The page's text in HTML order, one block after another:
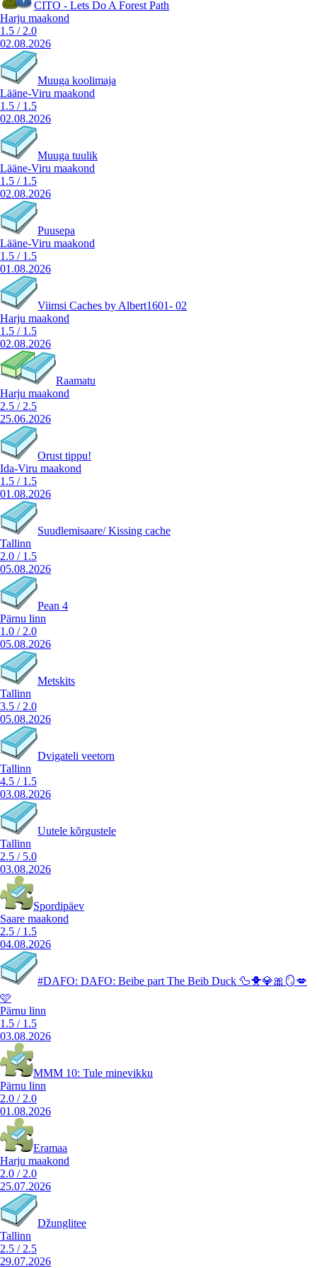
CITO - Lets Do A Forest Path
Harju maakond
1.5 / 2.0
02.08.2026
Muuga koolimaja
Lääne-Viru maakond
1.5 / 1.5
02.08.2026
Muuga tuulik
Lääne-Viru maakond
1.5 / 1.5
02.08.2026
Puusepa
Lääne-Viru maakond
1.5 / 1.5
01.08.2026
Viimsi Caches by Albert1601- 02
Harju maakond
1.5 / 1.5
02.08.2026
Raamatu
Harju maakond
2.5 / 2.5
25.06.2026
Orust tippu!
Ida-Viru maakond
1.5 / 1.5
01.08.2026
Suudlemisaare/ Kissing cache
Tallinn
2.0 / 1.5
05.08.2026
Pean 4
Pärnu linn
1.0 / 2.0
05.08.2026
Metskits
Tallinn
3.5 / 2.0
05.08.2026
Dvigateli veetorn
Tallinn
4.5 / 1.5
03.08.2026
Uutele kõrgustele
Tallinn
2.5 / 5.0
03.08.2026
Spordipäev
Saare maakond
2.5 / 1.5
04.08.2026
#DAFO: DAFO: Beibe part The Beib Duck 🦆🐥💎🎀🪞💋
🩷
Pärnu linn
1.5 / 1.5
03.08.2026
MMM 10: Tule minevikku
Pärnu linn
2.0 / 2.0
01.08.2026
Eramaa
Harju maakond
2.0 / 2.0
25.07.2026
Džunglitee
Tallinn
2.5 / 2.5
29.07.2026